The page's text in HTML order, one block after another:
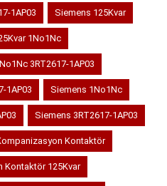
1AP03 Siemens 125Kvar
1No1Nc
3RT2617-1AP03
1AP03 Siemens 1No1Nc
Siemens 3RT2617-1AP03
Kontaktör
Kontaktör 125Kvar